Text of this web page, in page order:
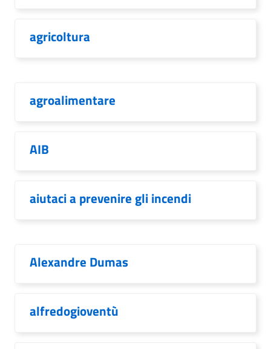
agricoltura
agroalimentare
AIB
aiutaci a prevenire gli incendi
Alexandre Dumas
alfredogioventù